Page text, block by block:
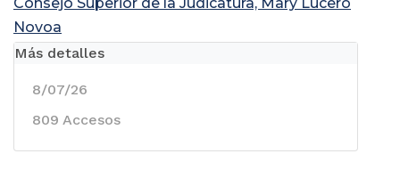
Novoa
Más detalles
8/07/26
809 Accesos